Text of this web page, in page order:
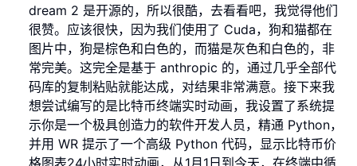
dream 2 是开源的，所以很酷，去看看吧，我觉得他们
很赞。应该很快，因为我们使用了 Cuda，狗和猫都在
图片中，狗是棕色和白色的，而猫是灰色和白色的，非
常完美。这完全是基于 anthropic 的，通过几乎全部代
码库的复制粘贴就能达成，对结果非常满意。接下来我
想尝试编写的是比特币终端实时动画，我设置了系统提
示你是一个极具创造力的软件开发人员，精通 Python，
并用 WR 提示了一个高级 Python 代码，显示比特币价
格图表24小时实时动画，从1月1日到今天，在终端中循